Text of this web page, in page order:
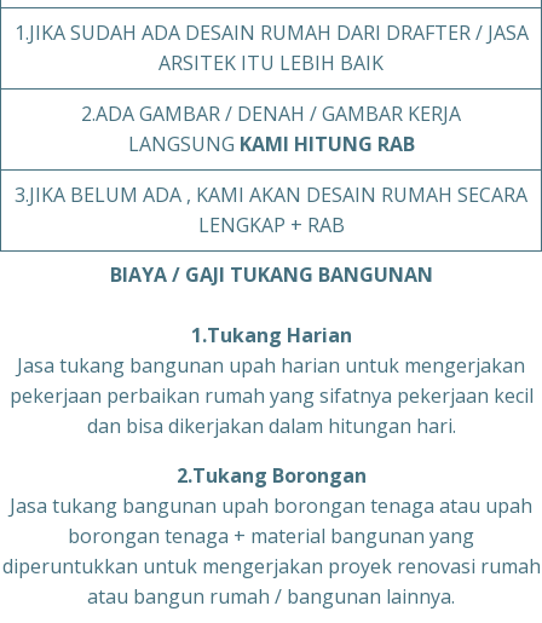
1.JIKA SUDAH ADA DESAIN RUMAH DARI DRAFTER / JASA
ARSITEK ITU LEBIH BAIK
2.ADA GAMBAR / DENAH / GAMBAR KERJA
LANGSUNG KAMI HITUNG RAB
3.JIKA BELUM ADA , KAMI AKAN DESAIN RUMAH SECARA
LENGKAP + RAB
BIAYA / GAJI TUKANG BANGUNAN
1.Tukang Harian
Jasa tukang bangunan upah harian untuk mengerjakan
pekerjaan perbaikan rumah yang sifatnya pekerjaan kecil
dan bisa dikerjakan dalam hitungan hari.
2.Tukang Borongan
Jasa tukang bangunan upah borongan tenaga atau upah
borongan tenaga + material bangunan yang
diperuntukkan untuk mengerjakan proyek renovasi rumah
atau bangun rumah / bangunan lainnya.